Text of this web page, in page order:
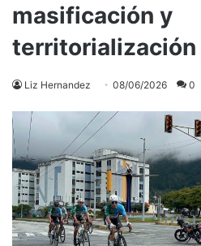
masificación y
Liz Hernandez 08/06/2026 0